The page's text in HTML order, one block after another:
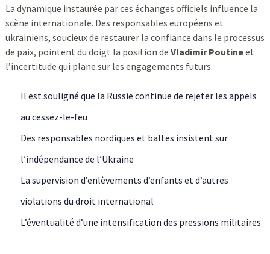
La dynamique instaurée par ces échanges officiels influence la
scène internationale. Des responsables européens et
ukrainiens, soucieux de restaurer la confiance dans le processus
de paix, pointent du doigt la position de Vladimir Poutineet
l’incertitude qui plane sur les engagements futurs.
Il est souligné que la Russie continue de rejeter les appels
au cessez-le-feu
Des responsables nordiques et baltes insistent sur
l’indépendance de l’Ukraine
La supervision d’enlèvements d’enfants et d’autres
violations du droit international
L’éventualité d’une intensification des pressions militaires